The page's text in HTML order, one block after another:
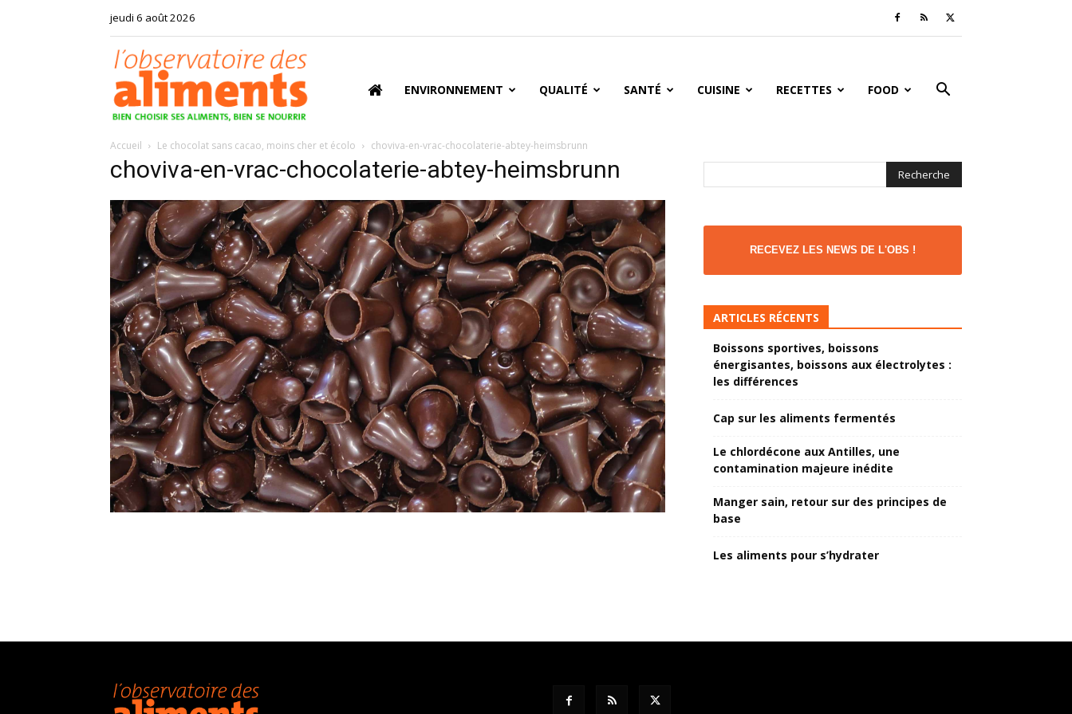
jeudi 6 août 2026
des
aliments
ENVIRONNEMENT QUALITÉ SANTÉ CUISINE RECETTES FOOD
Accueil Le chocolat sans cacao, moins cher et écolo choviva-en-vrac-chocolaterie-abtey-heimsbrunn
choviva-en-vrac-chocolaterie-abtey-heimsbrunn
RECEVEZ LES NEWS DE L'OBS !
ARTICLES RÉCENTS
Boissons sportives, boissons
énergisantes, boissons aux électrolytes :
les différences
Cap sur les aliments fermentés
Le chlordécone aux Antilles, une
contamination majeure inédite
Manger sain, retour sur des principes de
base
Les aliments pour s’hydrater